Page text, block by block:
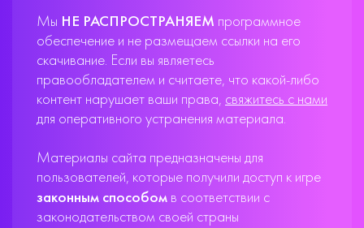
Мы НЕ РАСПРОСТРАНЯЕМ программное
обеспечение и не размещаем ссылки на его
скачивание. Если вы являетесь
правообладателем и считаете, что какой-либо
контент нарушает ваши права, свяжитесь с нами
для оперативного устранения материала.
Материалы сайта предназначены для
пользователей, которые получили доступ к игре
законным способом в соответствии с
законодательством своей страны